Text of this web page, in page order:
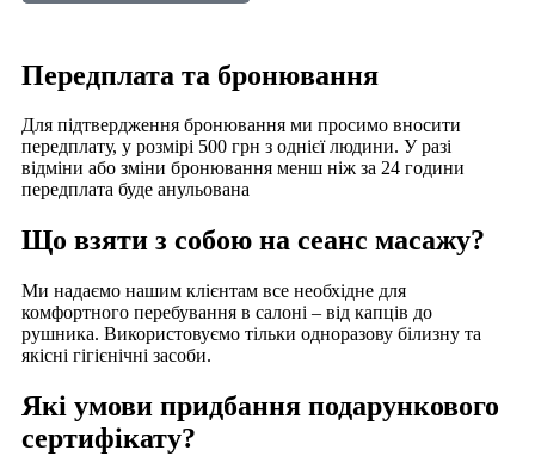
Передплата та бронювання
Для підтвердження бронювання ми просимо вносити
передплату, у розмірі 500 грн з однієї людини. У разі
відміни або зміни бронювання менш ніж за 24 години
передплата буде анульована
Що взяти з собою на сеанс масажу?
Ми надаємо нашим клієнтам все необхідне для
комфортного перебування в салоні – від капців до
рушника. Використовуємо тільки одноразову білизну та
якісні гігієнічні засоби.
Які умови придбання подарункового
сертифікату?